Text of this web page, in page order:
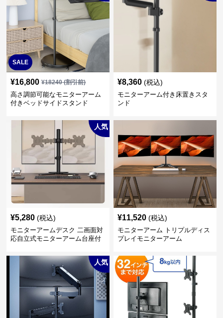
SALE
¥16,800 ¥18240(割引前)
高さ調節可能なモニターアーム
付きベッドサイドスタンド
¥8,360 (税込)
モニターアーム付き床置きスタ
ンド
人気
¥5,280 (税込)
モニターアームデスク 二画面対
応自立式モニターアーム台座付
¥11,520 (税込)
モニターアーム トリプルディス
プレイモニターアーム
人気